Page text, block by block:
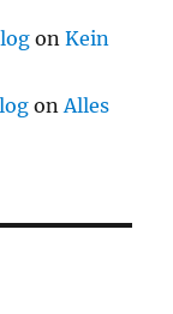
onKein
onAlles